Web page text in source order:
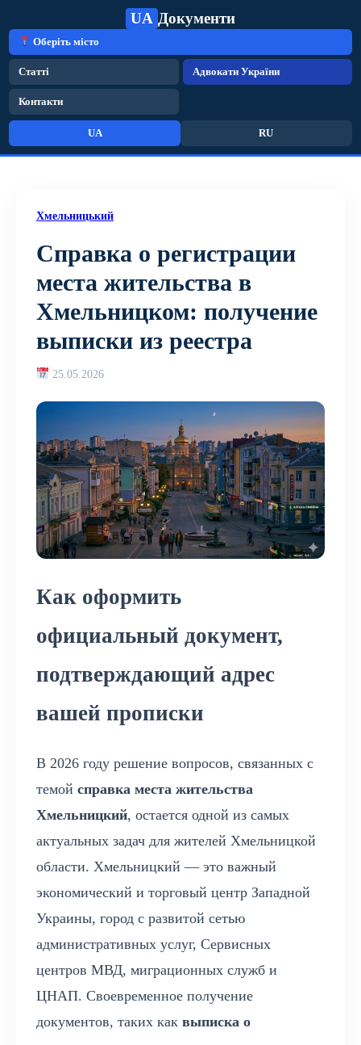
UA Документи
Оберіть місто
Статті Адвокати України
Контакти
UA RU
Хмельницький
Справка о регистрации
места жительства в
Хмельницком: получение
выписки из реестра
25.05.2026
Как оформить
официальный документ,
подтверждающий адрес
вашей прописки
В 2026 году решение вопросов, связанных с
темой справка места жительства
Хмельницкий, остается одной из самых
актуальных задач для жителей Хмельницкой
области. Хмельницкий — это важный
экономический и торговый центр Западной
Украины, город с развитой сетью
административных услуг, Сервисных
центров МВД, миграционных служб и
ЦНАП. Своевременное получение
документов, таких как выписка о